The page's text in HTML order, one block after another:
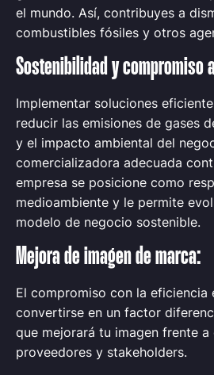
el mundo. Así, contribuyes a
combustibles fósiles y otros
Sostenibilidad y compromiso
Implementar soluciones
reducir las emisiones de gases
y el impacto ambiental del
comercializadora adecuada
empresa se posicione como
medioambiente y le permite
modelo de negocio sostenible.
Mejora de imagen de marca:
El compromiso con la eficiencia
convertirse en un factor
que mejorará tu imagen frente a
proveedores y stakeholders.